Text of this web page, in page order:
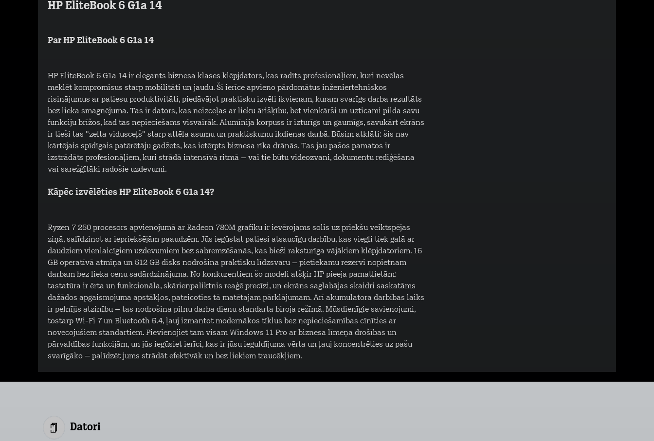
HP EliteBook 6 G1a 14
Par HP EliteBook 6 G1a 14
HP EliteBook 6 G1a 14 ir elegants biznesa klases klēpjdators, kas radīts profesionāļiem, kuri nevēlas
meklēt kompromisus starp mobilitāti un jaudu. Šī ierīce apvieno pārdomātus inženiertehniskos
risinājumus ar patiesu produktivitāti, piedāvājot praktisku izvēli ikvienam, kuram svarīgs darba rezultāts
bez lieka smagnējuma. Tas ir dators, kas neizceļas ar lieku ārišķību, bet vienkārši un uzticami pilda savu
funkciju brīžos, kad tas nepieciešams visvairāk. Alumīnija korpuss ir izturīgs un gaumīgs, savukārt ekrāns
ir tieši tas "zelta vidusceļš" starp attēla asumu un praktiskumu ikdienas darbā. Būsim atklāti: šis nav
kārtējais spīdīgais patērētāju gadžets, kas ietērpts biznesa rīka drānās. Tas jau pašos pamatos ir
izstrādāts profesionāļiem, kuri strādā intensīvā ritmā – vai tie būtu videozvani, dokumentu rediģēšana
vai sarežģītāki radošie uzdevumi.
Kāpēc izvēlēties HP EliteBook 6 G1a 14?
Ryzen 7 250 procesors apvienojumā ar Radeon 780M grafiku ir ievērojams solis uz priekšu veiktspējas
ziņā, salīdzinot ar iepriekšējām paaudzēm. Jūs iegūstat patiesi atsaucīgu darbību, kas viegli tiek galā ar
daudziem vienlaicīgiem uzdevumiem bez sabremzēšanās, kas bieži raksturīga vājākiem klēpjdatoriem. 16
GB operatīvā atmiņa un 512 GB disks nodrošina praktisku līdzsvaru – pietiekamu rezervi nopietnam
darbam bez lieka cenu sadārdzinājuma. No konkurentiem šo modeli atšķir HP pieeja pamatlietām:
tastatūra ir ērta un funkcionāla, skārienpaliktnis reaģē precīzi, un ekrāns saglabājas skaidri saskatāms
dažādos apgaismojuma apstākļos, pateicoties tā matētajam pārklājumam. Arī akumulatora darbības laiks
ir pelnījis atzinību – tas nodrošina pilnu darba dienu standarta biroja režīmā. Mūsdienīgie savienojumi,
tostarp Wi-Fi 7 un Bluetooth 5.4, ļauj izmantot modernākos tīklus bez nepieciešamības cīnīties ar
novecojušiem standartiem. Pievienojiet tam visam Windows 11 Pro ar biznesa līmeņa drošības un
pārvaldības funkcijām, un jūs iegūsiet ierīci, kas ir jūsu ieguldījuma vērta un ļauj koncentrēties uz pašu
svarīgāko – palīdzēt jums strādāt efektīvāk un bez liekiem traucēkļiem.
Datori